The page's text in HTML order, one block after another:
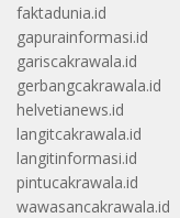
faktadunia.id
gapurainformasi.id
gariscakrawala.id
gerbangcakrawala.id
helvetianews.id
langitcakrawala.id
langitinformasi.id
pintucakrawala.id
wawasancakrawala.id